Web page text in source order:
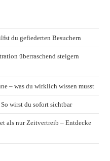
du gefiederten Besuchern
überraschend steigern
– was du wirklich wissen musst
wirst du sofort sichtbar
als nur Zeitvertreib – Entdecke